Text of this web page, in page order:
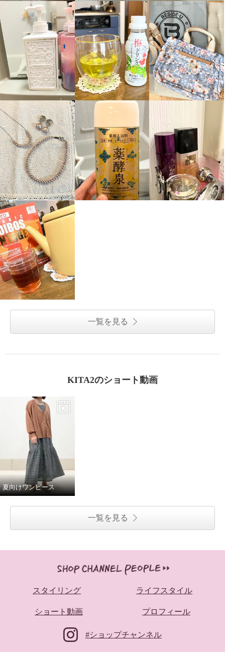
一覧を見る
KITA2のショート動画
夏向けワンピース
一覧を見る
スタイリング ライフスタイル
ショート動画 プロフィール
#ショップチャンネル